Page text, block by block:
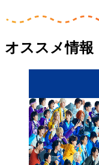
オススメ情報